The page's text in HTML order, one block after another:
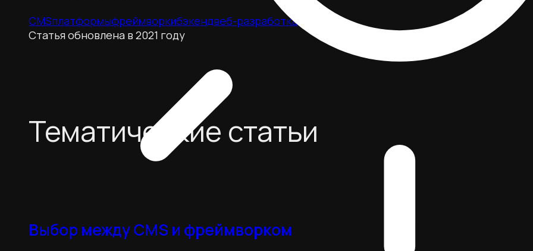
CMSплатформыфреймворкибэкендвеб-разработка
Статья обновлена в 2021 году
Тематические статьи
Выбор между CMS и фреймворком